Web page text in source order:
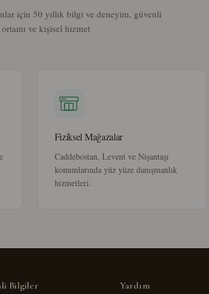
için 50 yıllık bilgi ve deneyim, güvenli
ortamı ve kişisel hizmet
Fiziksel Mağazalar
Caddebostan, Levent ve Nişantaşı
konumlarında yüz yüze danışmanlık
hizmetleri.
Bilgiler Yardım